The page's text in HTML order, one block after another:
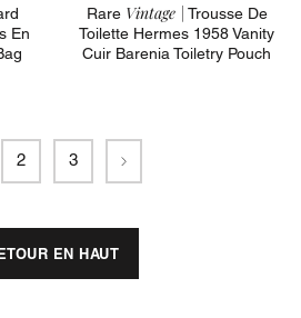
En
Rare Vintage | Trousse De
Toilette Hermes 1958 Vanity
Cuir Barenia Toiletry Pouch
2 3 Suivant
EN HAUT